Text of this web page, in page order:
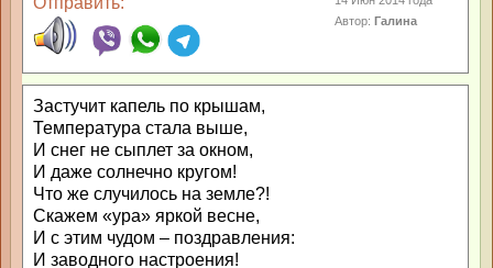
Автор:Галина
Застучит капель по крышам,
Температура стала выше,
И снег не сыплет за окном,
И даже солнечно кругом!
Что же случилось на земле?!
Скажем «ура» яркой весне,
И с этим чудом – поздравления:
И заводного настроения!